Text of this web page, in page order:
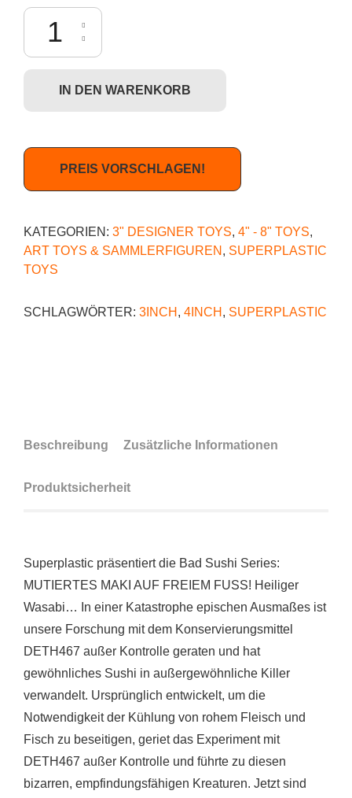
Superplastic: Bad Sushi Series - Lucy Sushi Menge
IN DEN WARENKORB
PREIS VORSCHLAGEN!
KATEGORIEN: 3" DESIGNER TOYS, 4" - 8" TOYS,
ART TOYS & SAMMLERFIGUREN , SUPERPLASTIC
TOYS
SCHLAGWÖRTER: 3INCH , 4INCH , SUPERPLASTIC
Beschreibung Zusätzliche Informationen
Produktsicherheit
Superplastic präsentiert die Bad Sushi Series:
MUTIERTES MAKI AUF FREIEM FUSS! Heiliger
Wasabi… In einer Katastrophe epischen Ausmaßes ist
unsere Forschung mit dem Konservierungsmittel
DETH467 außer Kontrolle geraten und hat
gewöhnliches Sushi in außergewöhnliche Killer
verwandelt. Ursprünglich entwickelt, um die
Notwendigkeit der Kühlung von rohem Fleisch und
Fisch zu beseitigen, geriet das Experiment mit
DETH467 außer Kontrolle und führte zu diesen
bizarren, empfindungsfähigen Kreaturen. Jetzt sind